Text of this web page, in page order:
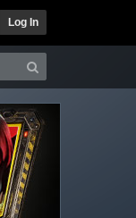
Log In